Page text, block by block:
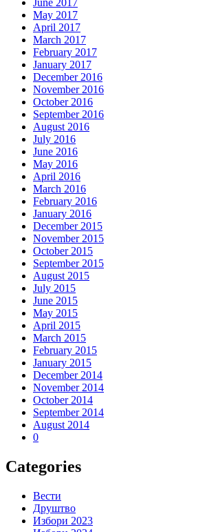
June 2017
May 2017
April 2017
March 2017
February 2017
January 2017
December 2016
November 2016
October 2016
September 2016
August 2016
July 2016
June 2016
May 2016
April 2016
March 2016
February 2016
January 2016
December 2015
November 2015
October 2015
September 2015
August 2015
July 2015
June 2015
May 2015
April 2015
March 2015
February 2015
January 2015
December 2014
November 2014
October 2014
September 2014
August 2014
0
Categories
Вести
Друштво
Избори 2023